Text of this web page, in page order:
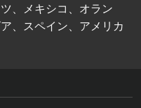
、メキシコ、オラン
、スペイン、アメリカ